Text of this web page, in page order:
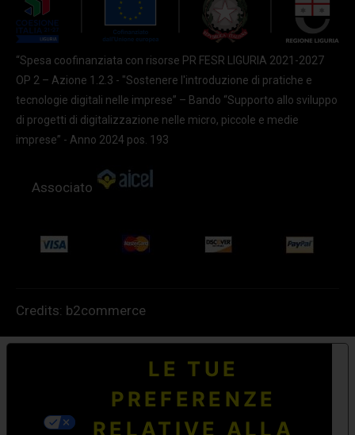
“Spesa coofinanziata con risorse PR FESR LIGURIA 2021-2027
OP 2 – Azione 1.2.3 - "Sostenere l'introduzione di pratiche e
tecnologie digitali nelle imprese” – Bando “Supporto allo sviluppo
di progetti di digitalizzazione nelle micro, piccole e medie
imprese” - Anno 2024 pos. 193
Associato
Credits: b2commerce
LE TUE
PREFERENZE
RELATIVE ALLA